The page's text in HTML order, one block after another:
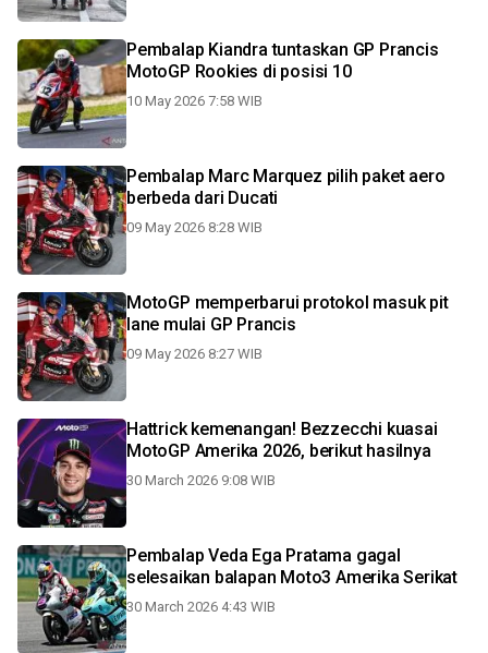
Pembalap Kiandra tuntaskan GP Prancis
MotoGP Rookies di posisi 10
10 May 2026 7:58 WIB
Pembalap Marc Marquez pilih paket aero
berbeda dari Ducati
09 May 2026 8:28 WIB
MotoGP memperbarui protokol masuk pit
lane mulai GP Prancis
09 May 2026 8:27 WIB
Hattrick kemenangan! Bezzecchi kuasai
MotoGP Amerika 2026, berikut hasilnya
30 March 2026 9:08 WIB
Pembalap Veda Ega Pratama gagal
selesaikan balapan Moto3 Amerika Serikat
30 March 2026 4:43 WIB